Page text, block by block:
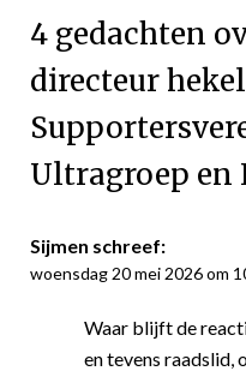
4 gedachten
directeur
Ultragroep en
Sijmen schreef:
woensdag 20 mei 2026 om
Waar blijft de
en tevens raadslid,